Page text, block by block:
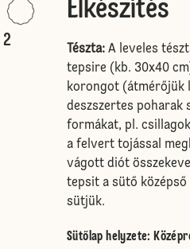
2
Elkészítés
Tészta: A leveles
tepsire (kb. 30x40
korongot (átmérőjük
deszszertes poharak
formákat, pl.
a felvert tojással
vágott diót
tepsit a sütő
sütjük.
Sütőlap helyzete: